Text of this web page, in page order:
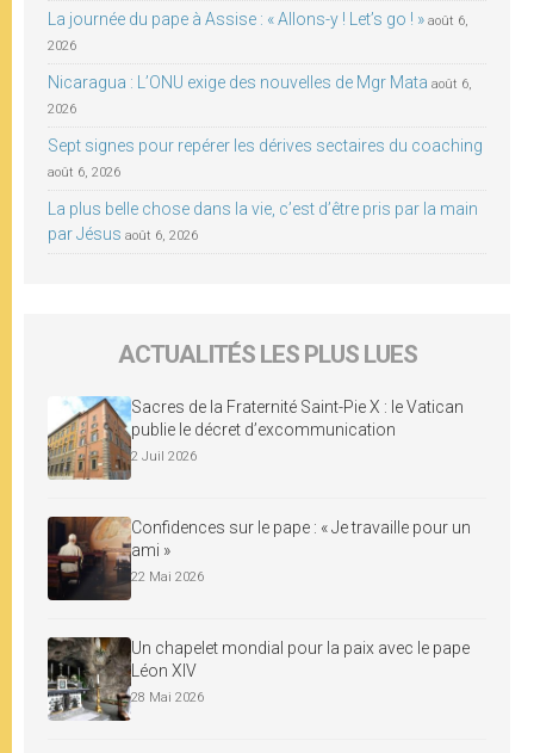
La journée du pape à Assise : « Allons-y ! Let’s go ! » août 6,
2026
Nicaragua : L’ONU exige des nouvelles de Mgr Mata août 6,
2026
Sept signes pour repérer les dérives sectaires du coaching
août 6, 2026
La plus belle chose dans la vie, c’est d’être pris par la main
par Jésus août 6, 2026
ACTUALITÉS LES PLUS LUES
Sacres de la Fraternité Saint-Pie X : le Vatican
publie le décret d’excommunication
2 Juil 2026
Confidences sur le pape : « Je travaille pour un
ami »
22 Mai 2026
Un chapelet mondial pour la paix avec le pape
Léon XIV
28 Mai 2026